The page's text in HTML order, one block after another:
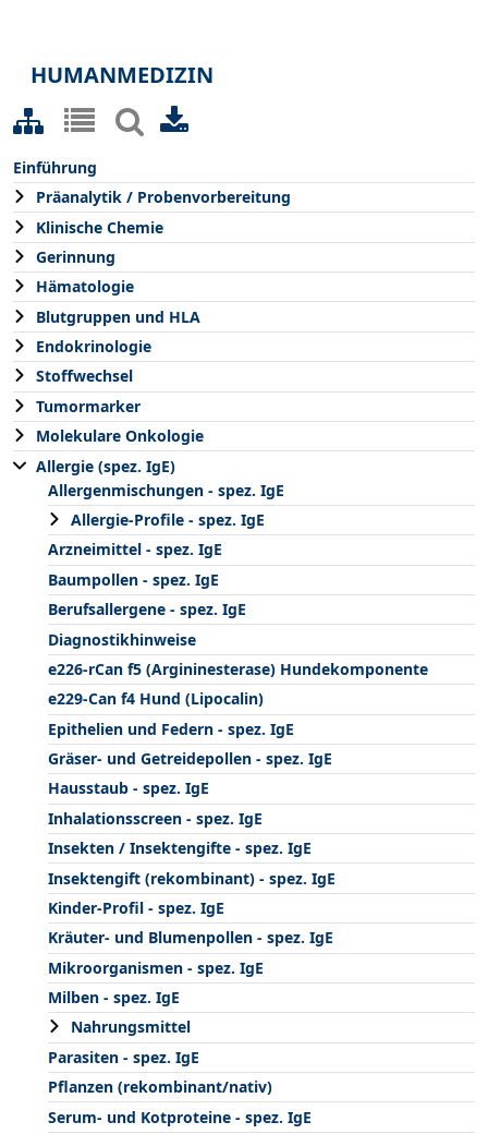
HUMANMEDIZIN
Einführung
Präanalytik / Probenvorbereitung
Klinische Chemie
Gerinnung
Hämatologie
Blutgruppen und HLA
Endokrinologie
Stoffwechsel
Tumormarker
Molekulare Onkologie
Allergie (spez. IgE)
Allergenmischungen - spez. IgE
Allergie-Profile - spez. IgE
Arzneimittel - spez. IgE
Baumpollen - spez. IgE
Berufsallergene - spez. IgE
Diagnostikhinweise
e226-rCan f5 (Argininesterase) Hundekomponente
e229-Can f4 Hund (Lipocalin)
Epithelien und Federn - spez. IgE
Gräser- und Getreidepollen - spez. IgE
Hausstaub - spez. IgE
Inhalationsscreen - spez. IgE
Insekten / Insektengifte - spez. IgE
Insektengift (rekombinant) - spez. IgE
Kinder-Profil - spez. IgE
Kräuter- und Blumenpollen - spez. IgE
Mikroorganismen - spez. IgE
Milben - spez. IgE
Nahrungsmittel
Parasiten - spez. IgE
Pflanzen (rekombinant/nativ)
Serum- und Kotproteine - spez. IgE